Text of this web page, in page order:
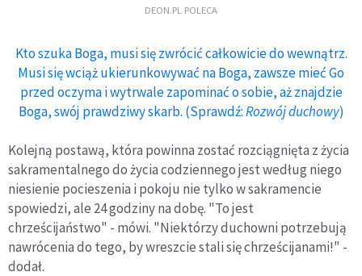
DEON.PL POLECA
Kto szuka Boga, musi się zwrócić całkowicie do wewnątrz.
Musi się wciąż ukierunkowywać na Boga, zawsze mieć Go
przed oczyma i wytrwale zapominać o sobie, aż znajdzie
Boga, swój prawdziwy skarb. (Sprawdź:Rozwój duchowy)
Kolejną postawą, która powinna zostać rozciągnięta z życia
sakramentalnego do życia codziennego jest według niego
niesienie pocieszenia i pokoju nie tylko w sakramencie
spowiedzi, ale 24 godziny na dobę. "To jest
chrześcijaństwo" - mówi. "Niektórzy duchowni potrzebują
nawrócenia do tego, by wreszcie stali się chrześcijanami!" -
dodał.